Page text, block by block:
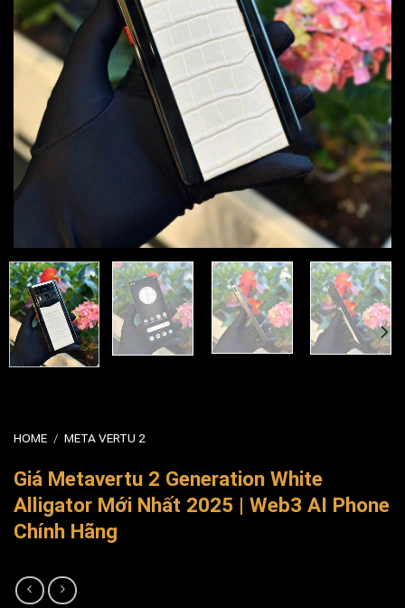
HOME / META VERTU 2
Giá Metavertu 2 Generation White
Alligator Mới Nhất 2025 | Web3 AI Phone
Chính Hãng